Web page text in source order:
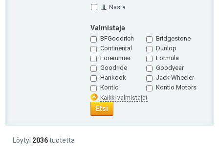
Nasta
Valmistaja
BFGoodrich
Bridgestone
Continental
Dunlop
Forerunner
Formula
Goodride
Goodyear
Hankook
Jack Wheeler
Kontio
Kontio Motors
Kaikki valmistajat
Etsi
Löytyi 2036tuotetta